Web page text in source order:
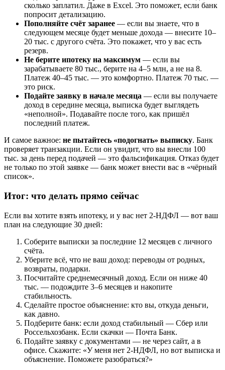
сколько заплатил. Даже в Excel. Это поможет, если банк
попросит детализацию.
Пополняйте счёт заранее — если вы знаете, что в
следующем месяце будет меньше дохода — внесите 10–
20 тыс. с другого счёта. Это покажет, что у вас есть
резерв.
Не берите ипотеку на максимум — если вы
зарабатываете 80 тыс., берите на 4–5 млн, а не на 8.
Платеж 40–45 тыс. — это комфортно. Платеж 70 тыс. —
это риск.
Подайте заявку в начале месяца — если вы получаете
доход в середине месяца, выписка будет выглядеть
«неполной». Подавайте после того, как пришёл
последний платеж.
И самое важное: не пытайтесь «подогнать» выписку. Банк
проверяет транзакции. Если он увидит, что вы внесли 100
тыс. за день перед подачей — это фальсификация. Отказ будет
не только по этой заявке — банк может внести вас в «чёрный
список».
Итог: что делать прямо сейчас
Если вы хотите взять ипотеку, и у вас нет 2-НДФЛ — вот ваш
план на следующие 30 дней:
Соберите выписки за последние 12 месяцев с личного
счёта.
Уберите всё, что не ваш доход: переводы от родных,
возвраты, подарки.
Посчитайте среднемесячный доход. Если он ниже 40
тыс. — подождите 3–6 месяцев и накопите
стабильность.
Сделайте простое объяснение: кто вы, откуда деньги,
как давно.
Подберите банк: если доход стабильный — Сбер или
Россельхозбанк. Если скачки — Почта Банк.
Подайте заявку с документами — не через сайт, а в
офисе. Скажите: «У меня нет 2-НДФЛ, но вот выписка и
объяснение. Поможете разобраться?»